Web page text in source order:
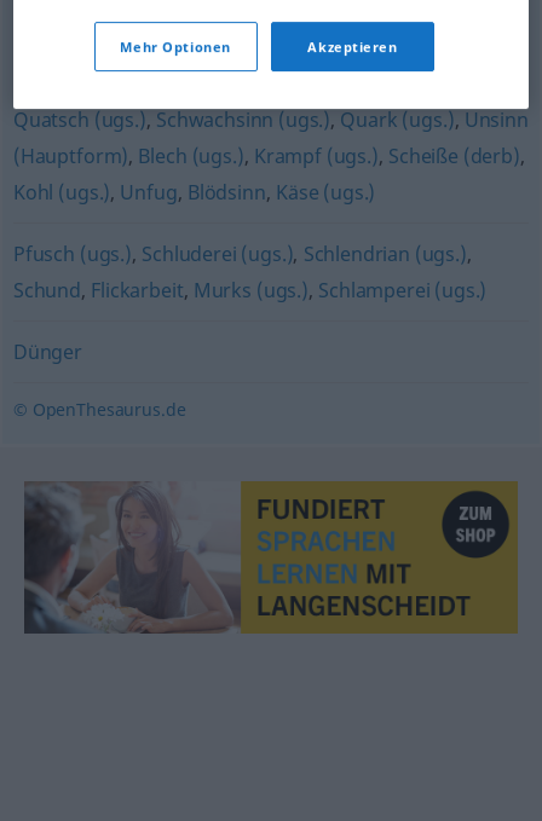
Gelumpe (ugs.),Schrott (ugs.),Trödel (ugs.),Klüngel
Schnickschnack (ugs.)
Quatsch (ugs.), Schwachsinn (ugs.), Quark (ugs.), Unsinn
(Hauptform), Blech (ugs.), Krampf (ugs.), Scheiße (derb),
Kohl (ugs.), Unfug, Blödsinn, Käse (ugs.)
Pfusch (ugs.), Schluderei (ugs.), Schlendrian (ugs.),
Schund, Flickarbeit, Murks (ugs.), Schlamperei (ugs.)
Dünger
© OpenThesaurus.de
Mehr Optionen Akzeptieren